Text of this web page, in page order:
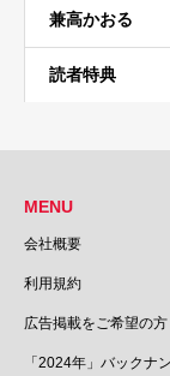
兼高かおる
読者特典
MENU
会社概要
利用規約
広告掲載をご希望の方
「2024年」バックナ